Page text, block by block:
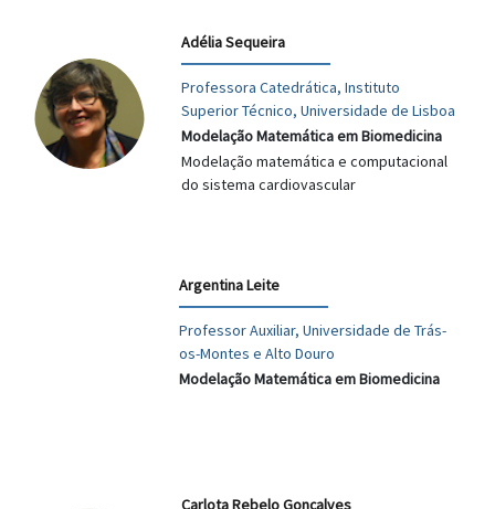
Adélia Sequeira
Professora Catedrática, Instituto
Superior Técnico, Universidade de Lisboa
Modelação Matemática em Biomedicina
Modelação matemática e computacional
do sistema cardiovascular
Argentina Leite
Professor Auxiliar, Universidade de Trás-
os-Montes e Alto Douro
Modelação Matemática em Biomedicina
Carlota Rebelo Gonçalves